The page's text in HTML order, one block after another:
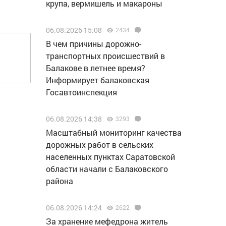
крупа, вермишель и макароны
06.08.2026 15:08 2434
В чем причины дорожно-
транспортных происшествий в
Балакове в летнее время?
Информирует балаковская
Госавтоинспекция
06.08.2026 14:38 3293
Масштабный мониторинг качества
дорожных работ в сельских
населенных пунктах Саратовской
области начали с Балаковского
района
06.08.2026 14:24 2622
За хранение мефедрона житель